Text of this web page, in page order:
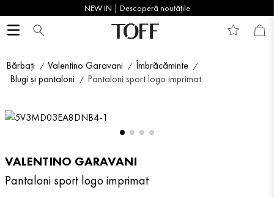
NEW IN | Descoperă noutățile
Bărbați Valentino Garavani
Îmbrăcăminte
Blugi și pantaloni
Pantaloni sport logo imprimat
VALENTINO GARAVANI
Pantaloni sport logo imprimat